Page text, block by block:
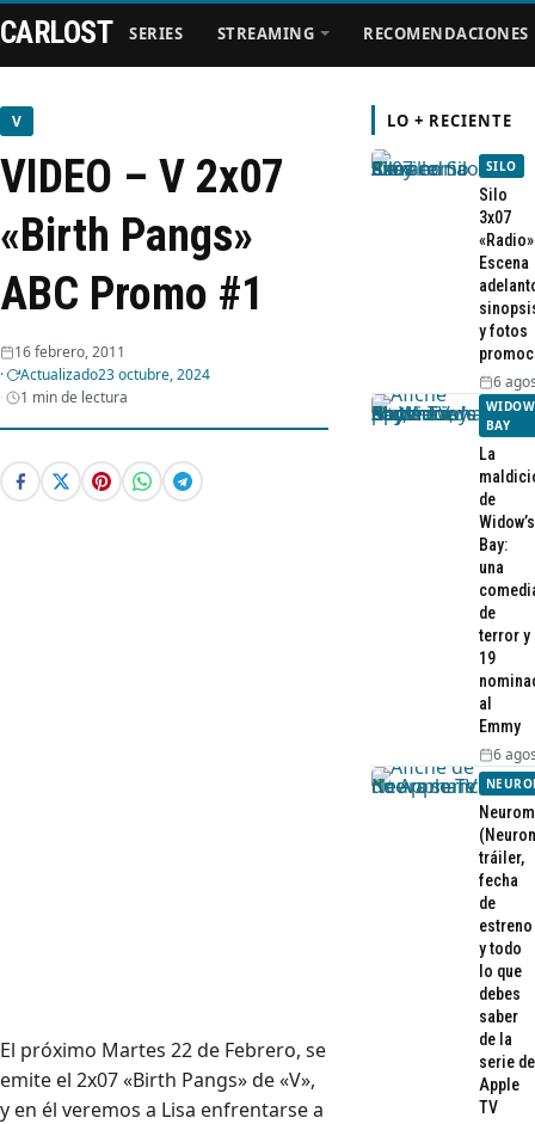
Series
Streaming
Recomendaciones
Videos
CARLOST SERIES STREAMING RECOMENDACIONES
V
VIDEO – V 2x07
«Birth Pangs»
ABC Promo #1
16 febrero, 2011
Actualizado23 octubre, 2024
1 min de lectura
El próximo Martes 22 de Febrero, se
emite el 2x07 «Birth Pangs» de «V»,
y en él veremos a Lisa enfrentarse a
LO + RECIENTE
SILO
Silo
3x07
Escena
y fotos
6
BAY
La
de
Widow’s
Bay:
una
de
terror y
19
al
Emmy
6
tráiler,
fecha
de
estreno
y todo
lo que
debes
saber
de la
serie de
Apple
TV